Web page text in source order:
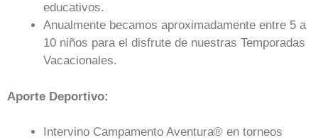
educativos.
Anualmente becamos aproximadamente entre 5 a
10 niños para el disfrute de nuestras Temporadas
Vacacionales.
Aporte Deportivo:
Intervino Campamento Aventura® en torneos